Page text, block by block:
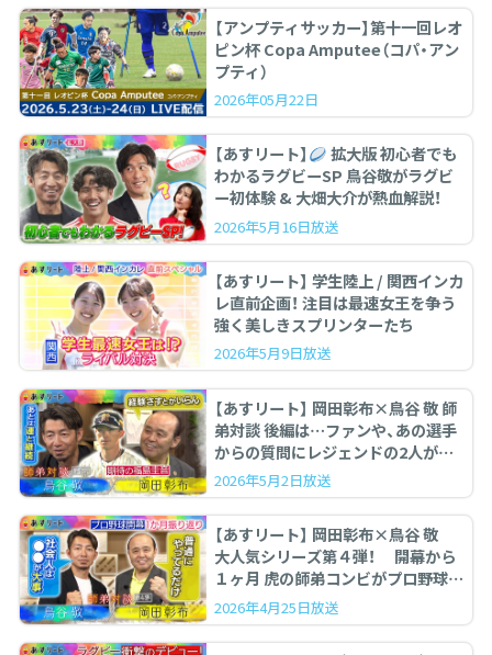
【アンプティサッカー】第十一回レオ
ピン杯 Copa Amputee（コパ・アン
プティ）
2026年05月22日
【あすリート】
拡大版 初心者でも
わかるラグビーSP 鳥谷敬がラグビ
ー初体験 & 大畑大介が熱血解説！
2026年5月16日放送
【あすリート】 学生陸上 / 関西インカ
レ直前企画！ 注目は最速女王を争う
強く美しきスプリンターたち
2026年5月9日放送
【あすリート】 岡田彰布×鳥谷 敬 師
弟対談 後編は…ファンや、あの選手
からの質問にレジェンドの2人が答
えます。
2026年5月2日放送
【あすリート】 岡田彰布×鳥谷 敬
大人気シリーズ第４弾！ 開幕から
１ヶ月 虎の師弟コンビがプロ野球を
ぶった斬る！
2026年4月25日放送